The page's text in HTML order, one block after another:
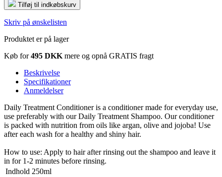
Tilføj til indkøbskurv
Skriv på ønskelisten
Produktet er på lager
Køb for495 DKK mere og opnå GRATIS fragt
Beskrivelse
Specifikationer
Anmeldelser
Daily Treatment Conditioner is a conditioner made for everyday use,
use preferably with our Daily Treatment Shampoo. Our conditioner
is packed with nutrition from oils like argan, olive and jojoba! Use
after each wash for a healthy and shiny hair.
How to use: Apply to hair after rinsing out the shampoo and leave it
in for 1-2 minutes before rinsing.
Indhold 250ml